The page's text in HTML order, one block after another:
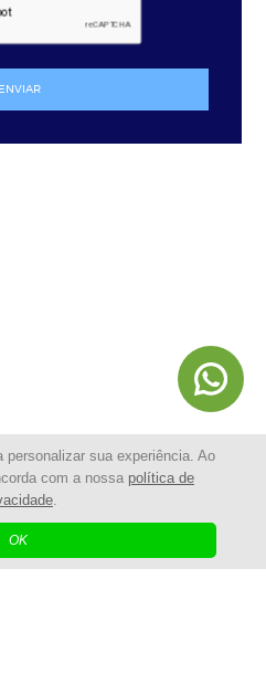
personalizar sua experiência. Ao
com a nossa política de
.
OK
ENVIAR
Elétrica | Todos os Direitos